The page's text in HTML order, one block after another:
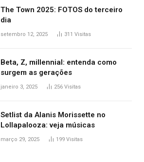
The Town 2025: FOTOS do terceiro
dia
setembro 12, 2025 311 Visitas
Beta, Z, millennial: entenda como
surgem as gerações
janeiro 3, 2025 256 Visitas
Setlist da Alanis Morissette no
Lollapalooza: veja músicas
março 29, 2025 199 Visitas